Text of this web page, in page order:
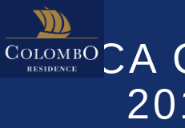
LUCCA